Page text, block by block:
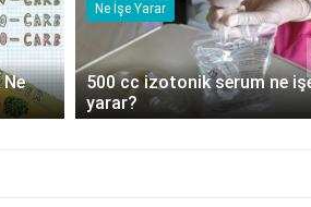
işe
Ne İşe Yarar
5 duyu organımız ne işe
yarar?